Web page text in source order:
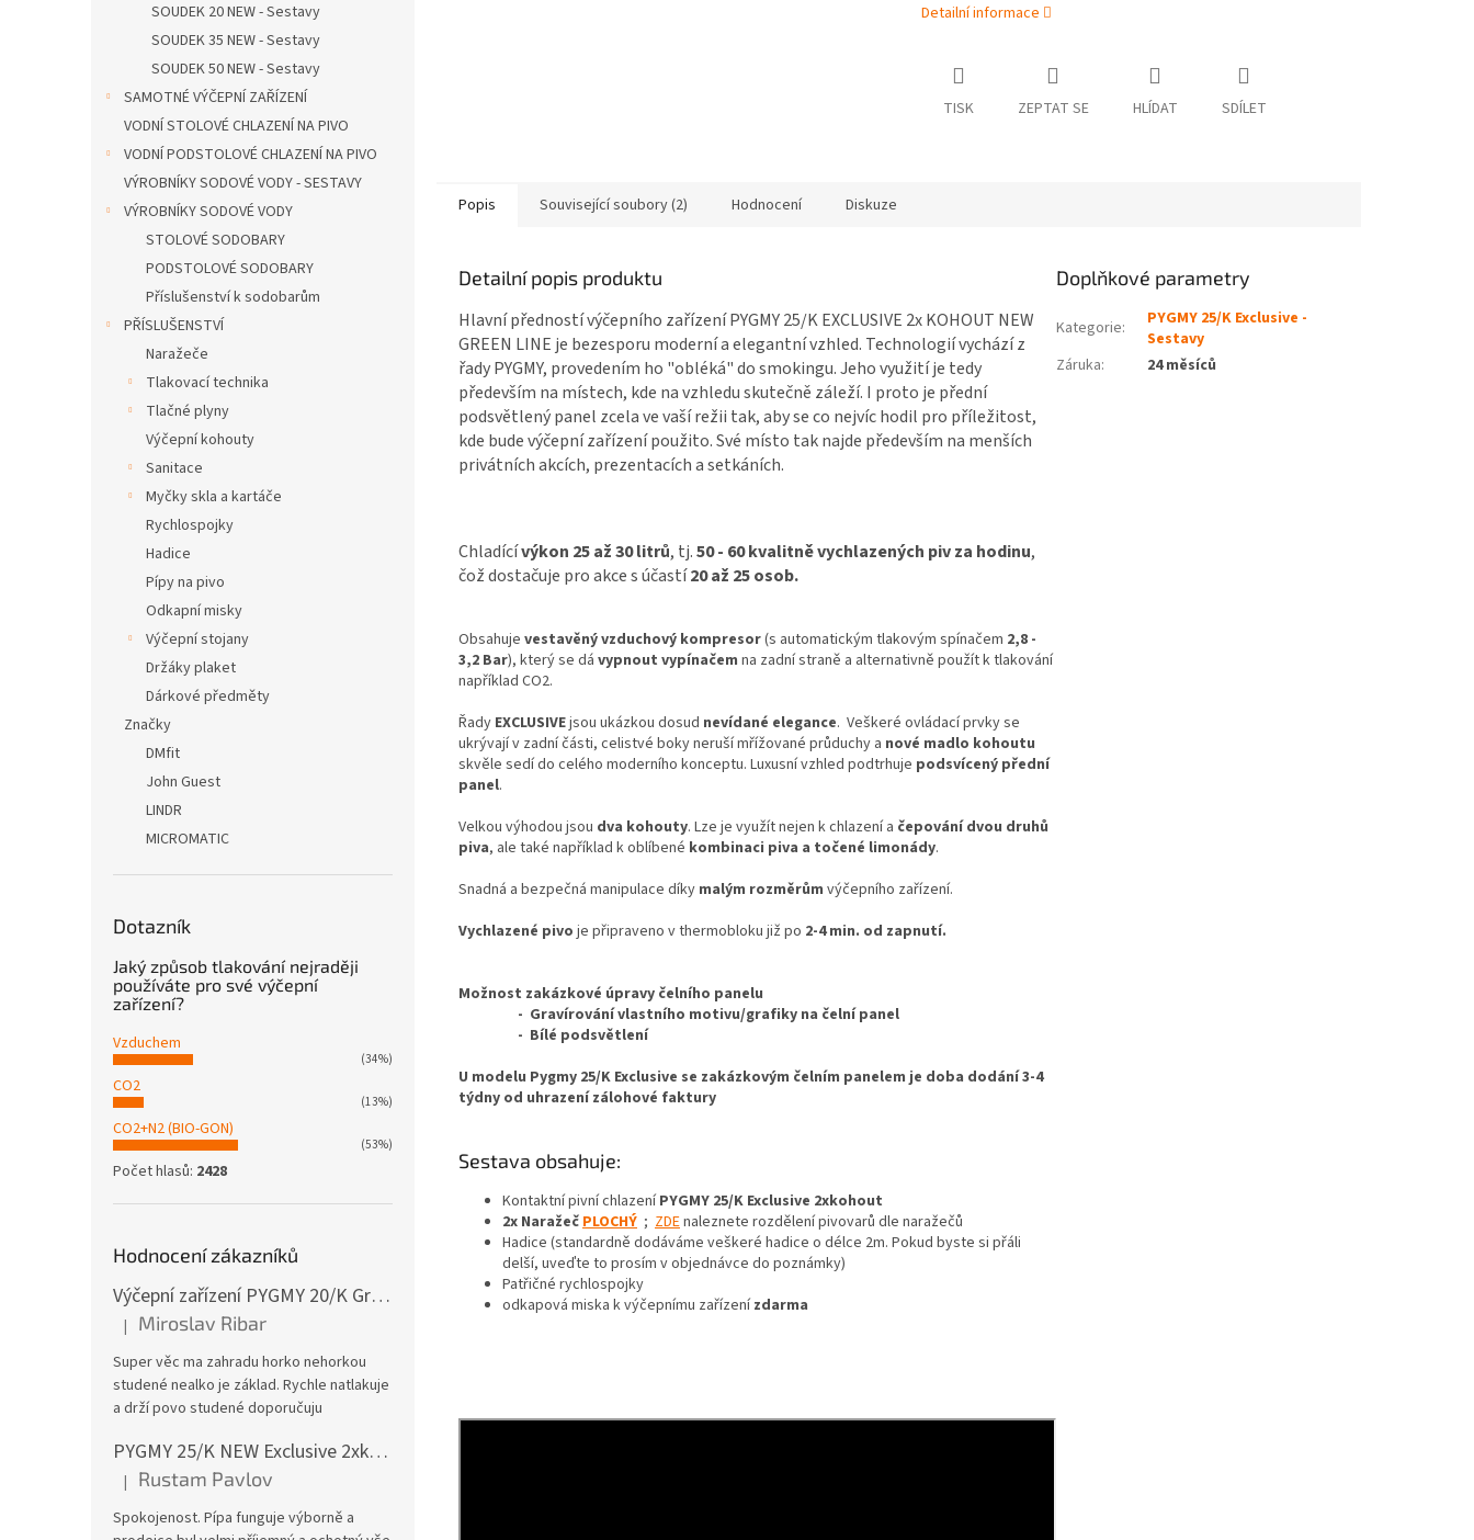
SOUDEK 20 NEW - Sestavy
SOUDEK 35 NEW - Sestavy
SOUDEK 50 NEW - Sestavy
SAMOTNÉ VÝČEPNÍ ZAŘÍZENÍ
VODNÍ STOLOVÉ CHLAZENÍ NA PIVO
VODNÍ PODSTOLOVÉ CHLAZENÍ NA PIVO
VÝROBNÍKY SODOVÉ VODY - SESTAVY
VÝROBNÍKY SODOVÉ VODY
STOLOVÉ SODOBARY
PODSTOLOVÉ SODOBARY
Příslušenství k sodobarům
PŘÍSLUŠENSTVÍ
Naražeče
Tlakovací technika
Tlačné plyny
Výčepní kohouty
Sanitace
Myčky skla a kartáče
Rychlospojky
Hadice
Pípy na pivo
Odkapní misky
Výčepní stojany
Držáky plaket
Dárkové předměty
Značky
DMfit
John Guest
LINDR
MICROMATIC
Dotazník
Jaký způsob tlakování nejraději
používáte pro své výčepní
zařízení?
Vzduchem
(34%)
CO2
(13%)
CO2+N2 (BIO-GON)
(53%)
Počet hlasů: 2428
Hodnocení zákazníků
Výčepní zařízení PYGMY 20/K Green Line NEW komplet BAJONET + Dárek zdarma
Hodnocení produktu je 5 z 5 hvězdiček.
| Miroslav Ribar
Super věc ma zahradu horko nehorkou
studené nealko je základ. Rychle natlakuje
a drží povo studené doporučuju
PYGMY 25/K NEW Exclusive 2xkohout GREEN LINE komplet bez naražečů
Hodnocení produktu je 5 z 5 hvězdiček.
| Rustam Pavlov
Spokojenost. Pípa funguje výborně a
Detailní informace
TISK ZEPTAT SE HLÍDAT SDÍLET
Popis Související soubory (2) Hodnocení Diskuze
Detailní popis produktu
Hlavní předností výčepního zařízení PYGMY 25/K EXCLUSIVE 2x KOHOUT NEW
GREEN LINE je bezesporu moderní a elegantní vzhled. Technologií vychází z
řady PYGMY, provedením ho "obléká" do smokingu. Jeho využití je tedy
především na místech, kde na vzhledu skutečně záleží. I proto je přední
podsvětlený panel zcela ve vaší režii tak, aby se co nejvíc hodil pro příležitost,
kde bude výčepní zařízení použito. Své místo tak najde především na menších
privátních akcích, prezentacích a setkáních.
Chladícívýkon 25 až 30 litrů, tj.50 - 60 kvalitně vychlazených piv za hodinu,
čož dostačuje pro akce s účastí20 až 25 osob.
Obsahuje vestavěný vzduchový kompresor(s automatickým tlakovým spínačem 2,8 -
3,2 Bar), který se dá vypnout vypínačem na zadní straně a alternativně použít k tlakování
například CO­2.
Řady EXCLUSIVEjsou ukázkou dosud nevídané elegance. Veškeré ovládací prvky se
ukrývají v zadní části, celistvé boky neruší mřížované průduchy a nové madlo kohoutu
skvěle sedí do celého moderního konceptu. Luxusní vzhled podtrhuje podsvícený přední
panel.
Velkou výhodou jsou dva kohouty. Lze je využít nejen k chlazení a čepování dvou druhů
piva, ale také například k oblíbené kombinaci piva a točené limonády.
Snadná a bezpečná manipulace díky malým rozměrům výčepního zařízení.
Vychlazené pivo je připraveno v thermobloku již po 2-4 min. od zapnutí.
Možnost zakázkové úpravy čelního panelu
- Gravírování vlastního motivu/grafiky na čelní panel
- Bílé podsvětlení
U modelu Pygmy 25/K Exclusive se zakázkovým čelním panelem je doba dodání 3-4
týdny od uhrazení zálohové faktury
Sestava obsahuje:
Kontaktní pivní chlazeníPYGMY 25/K Exclusive 2xkohout
2x NaražečPLOCHÝ ; ZDEnaleznete rozdělení pivovarů dle naražečů
Hadice (standardně dodáváme veškeré hadice o délce 2m. Pokud byste si přáli
delší, uveďte to prosím v objednávce do poznámky)
Patřičné rychlospojky
odkapová miska k výčepnímu zařízenízdarma
Doplňkové parametry
Kategorie:
PYGMY 25/K Exclusive -
Sestavy
Záruka: 24 měsíců